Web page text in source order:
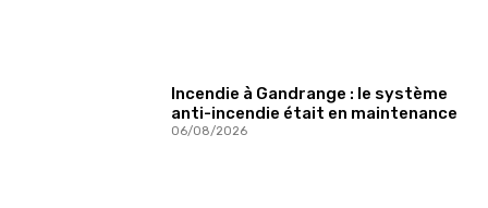
Incendie à Gandrange : le système
anti-incendie était en maintenance
06/08/2026